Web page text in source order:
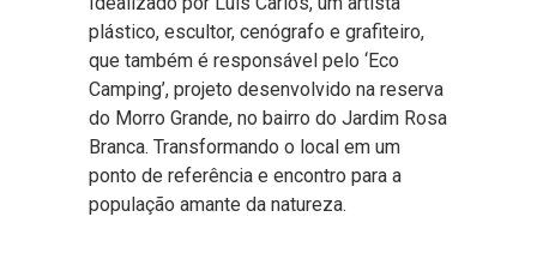
plástico, escultor, cenógrafo e grafiteiro,
que também é responsável pelo ‘Eco
Camping’, projeto desenvolvido na reserva
do Morro Grande, no bairro do Jardim Rosa
Branca. Transformando o local em um
ponto de referência e encontro para a
população amante da natureza.